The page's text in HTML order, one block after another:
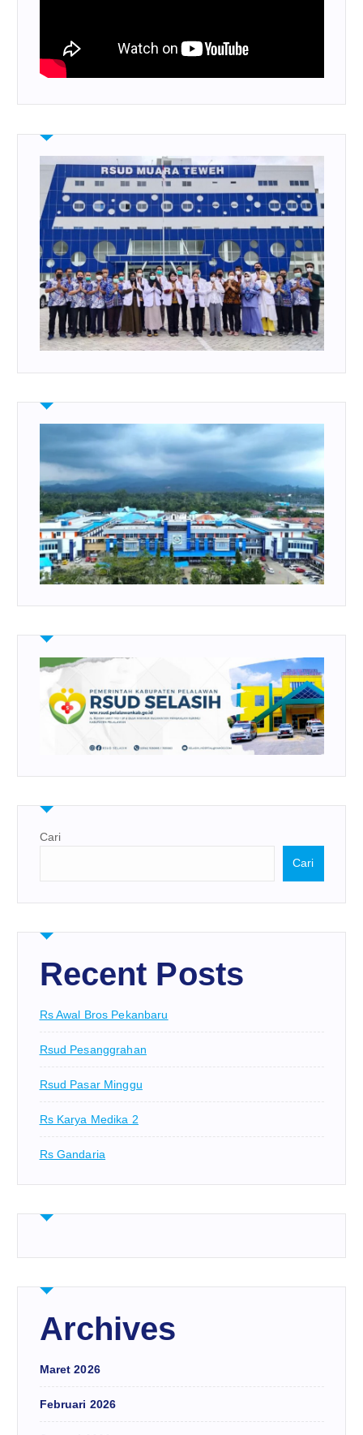
Cari
Cari
Recent Posts
Rs Awal Bros Pekanbaru
Rsud Pesanggrahan
Rsud Pasar Minggu
Rs Karya Medika 2
Rs Gandaria
Archives
Maret 2026
Februari 2026